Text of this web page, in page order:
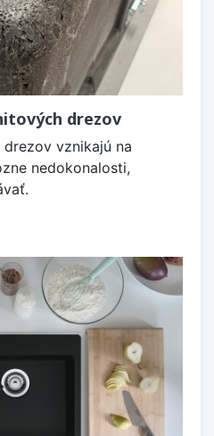
drezov
vznikajú na
nedokonalosti,